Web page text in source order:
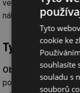
vedení
nábytkem.
Typy zárubní a
Obložková zárubeň
po dokončení
Tyto
cookie ke
souhlasíte
souladu s
souborů